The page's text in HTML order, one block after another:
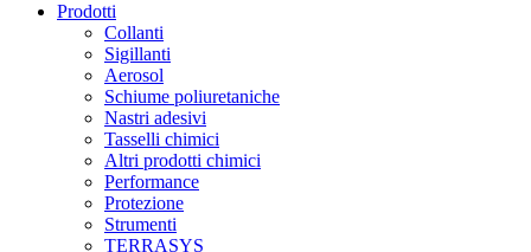
Prodotti
Collanti
Sigillanti
Aerosol
Schiume poliuretaniche
Nastri adesivi
Tasselli chimici
Altri prodotti chimici
Performance
Protezione
Strumenti
TERRASYS